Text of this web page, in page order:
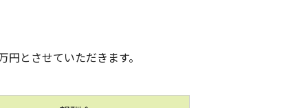
とさせていただきます。